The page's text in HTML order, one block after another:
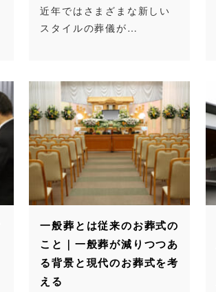
近年ではさまざまな新しい
スタイルの葬儀が…
一般葬とは従来のお葬式の
こと｜一般葬が減りつつあ
る背景と現代のお葬式を考
える